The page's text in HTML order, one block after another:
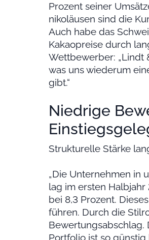
Prozent seiner
nikoläusen sind die
Auch habe das
Kakaopreise durch
Wettbewerber: „Lindt
was uns wiederum
gibt.“
Niedrige
Strukturelle Stärke
„Die Unternehmen in
lag im ersten
bei 8,3 Prozent.
führen. Durch die
Bewertungsabschlag.
Portfolio ist so